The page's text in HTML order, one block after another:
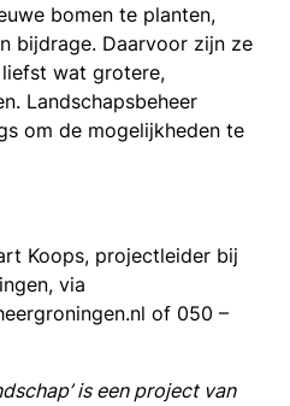
bomen te planten,
bijdrage. Daarvoor zijn ze
wat grotere,
Landschapsbeheer
om de mogelijkheden te
Koops, projectleider bij
via
of 050 –
is een project van